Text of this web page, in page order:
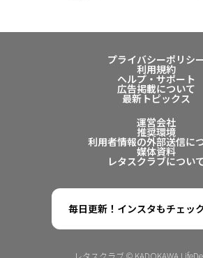
プライバシーポリシ
利用規約
ヘルプ・サポート
広告掲載について
最新トピックス
運営会社
推奨環境
利用者情報の外部送信に
媒体資料
レタスクラブについ
毎日更新！インスタもチェッ